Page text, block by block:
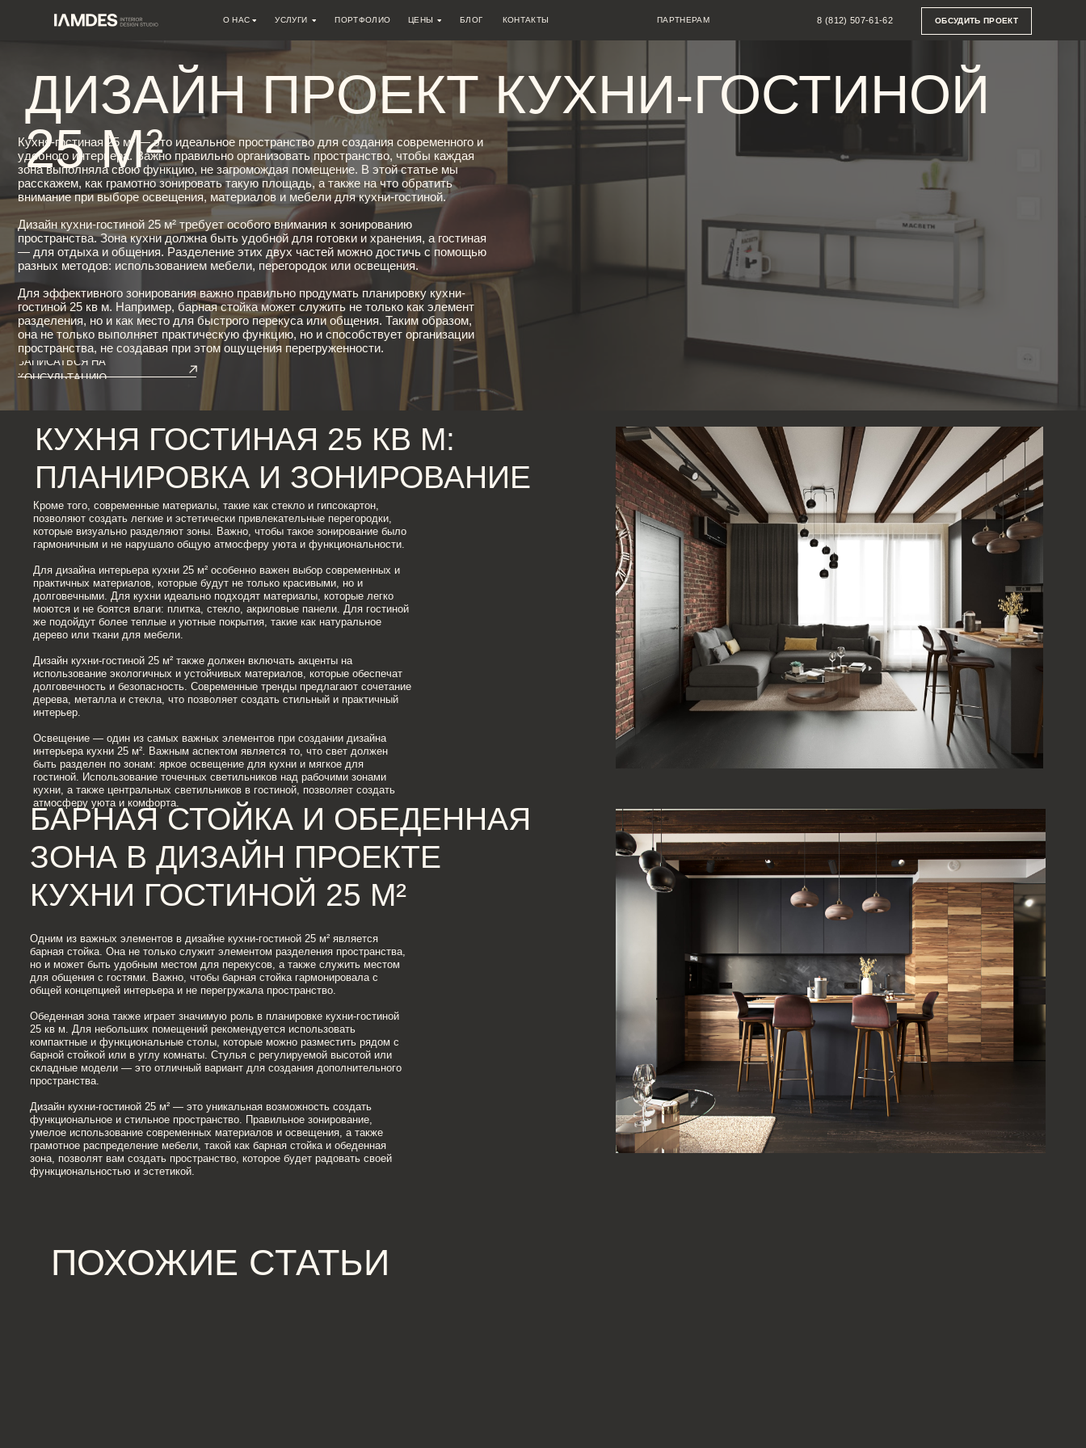
ПОРТФОЛИО БЛОГ КОНТАКТЫ ОБСУДИТЬ ПРОЕКТ
ЦЕНЫ
УСЛУГИ
О НАС
ВАКАНСИИ
ДРУГОЕ
КОНСУЛЬТАЦИИ
АРХИТЕКТУРНОЕ ПРОЕКТИРОВАНИЕ
АКЦИИ
ПЛАНИРОВОЧНОЕ РЕШЕНИЕ ДОМА (КВАРТИРЫ)
ДИЗАЙН КВАРТИР
НАДЗОР
КОНСУЛЬТАЦИЯ ПО ВЫБОРУ КВАРТИРЫ
ПРИЕМКА КВАРТИРЫ
КОМПЛЕКТАЦИЯ
ДИЗАЙН ПРОЕКТ КУХНИ-ГОСТИНОЙ
25 М²
Кухня-гостиная 25 м² — это идеальное пространство для создания современного и
удобного интерьера. Важно правильно организовать пространство, чтобы каждая
зона выполняла свою функцию, не загромождая помещение. В этой статье мы
расскажем, как грамотно зонировать такую площадь, а также на что обратить
внимание при выборе освещения, материалов и мебели для кухни-гостиной.
Дизайн кухни-гостиной 25 м² требует особого внимания к зонированию
пространства. Зона кухни должна быть удобной для готовки и хранения, а гостиная
— для отдыха и общения. Разделение этих двух частей можно достичь с помощью
разных методов: использованием мебели, перегородок или освещения.
Для эффективного зонирования важно правильно продумать планировку кухни-
гостиной 25 кв м. Например, барная стойка может служить не только как элемент
разделения, но и как место для быстрого перекуса или общения. Таким образом,
она не только выполняет практическую функцию, но и способствует организации
пространства, не создавая при этом ощущения перегруженности.
ЗАПИСАТЬСЯ НА
КОНСУЛЬТАЦИЮ
Кроме того, современные материалы, такие как стекло и гипсокартон,
которые визуально разделяют зоны. Важно, чтобы такое зонирование было
гармоничным и не нарушало общую атмосферу уюта и функциональности.
Для дизайна интерьера кухни 25 м² особенно важен выбор современных и
практичных материалов, которые будут не только красивыми, но и
долговечными. Для кухни идеально подходят материалы, которые легко
моются и не боятся влаги: плитка, стекло, акриловые панели. Для гостиной
дерево или ткани для мебели.
Дизайн кухни-гостиной 25 м² также должен включать акценты на
использование экологичных и устойчивых материалов, которые обеспечат
долговечность и безопасность. Современные тренды предлагают сочетание
дерева, металла и стекла, что позволяет создать стильный и практичный
интерьер.
Освещение — один из самых важных элементов при создании дизайна
интерьера кухни 25 м². Важным аспектом является то, что свет должен
быть разделен по зонам: яркое освещение для кухни и мягкое для
гостиной. Использование точечных светильников над рабочими зонами
кухни, а также центральных светильников в гостиной, позволяет создать
атмосферу уюта и комфорта.
КУХНЯ ГОСТИНАЯ 25 КВ М:
ПЛАНИРОВКА И ЗОНИРОВАНИЕ
Одним из важных элементов в дизайне кухни-гостиной 25 м² является
барная стойка. Она не только служит элементом разделения пространства,
но и может быть удобным местом для перекусов, а также служить местом
для общения с гостями. Важно, чтобы барная стойка гармонировала с
общей концепцией интерьера и не перегружала пространство.
Обеденная зона также играет значимую роль в планировке кухни-гостиной
барной стойкой или в углу комнаты. Стулья с регулируемой высотой или
складные модели — это отличный вариант для создания дополнительного
пространства.
Дизайн кухни-гостиной 25 м² — это уникальная возможность создать
функциональное и стильное пространство. Правильное зонирование,
умелое использование современных материалов и освещения, а также
грамотное распределение мебели, такой как барная стойка и обеденная
зона, позволят вам создать пространство, которое будет радовать своей
функциональностью и эстетикой.
БАРНАЯ СТОЙКА И ОБЕДЕННАЯ
ЗОНА В ДИЗАЙН ПРОЕКТЕ
КУХНИ ГОСТИНОЙ 25 М²
ПОХОЖИЕ СТАТЬИ